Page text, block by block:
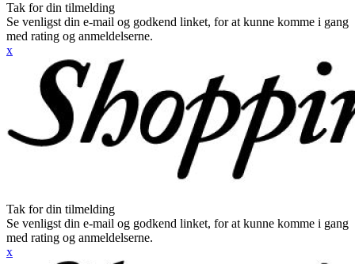
Tak for din tilmelding
Se venligst din e-mail og godkend linket, for at kunne komme i gang
med rating og anmeldelserne.
x
Tak for din tilmelding
Se venligst din e-mail og godkend linket, for at kunne komme i gang
med rating og anmeldelserne.
x